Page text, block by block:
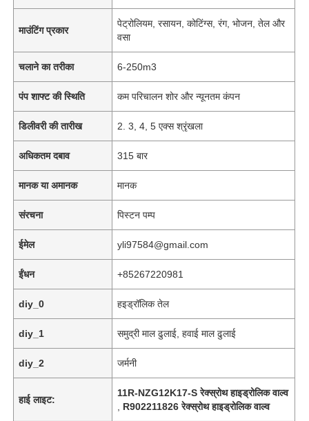
माउंटिंग प्रकार
पेट्रोलियम, रसायन, कोटिंग्स, रंग, भोजन, तेल और
वसा
चलाने का तरीका 6-250m3
पंप शाफ्ट की स्थिति कम परिचालन शोर और न्यूनतम कंपन
डिलीवरी की तारीख 2. 3, 4, 5 एक्स श्रृंखला
अधिकतम दबाव 315 बार
मानक या अमानक मानक
संरचना पिस्टन पम्प
ईमेल yli97584@gmail.com
ईंधन +85267220981
diy_0 हइड्रॉलिक तेल
diy_1 समुद्री माल ढुलाई, हवाई माल ढुलाई
diy_2 जर्मनी
हाई लाइट:
11R-NZG12K17-S रेक्स्रोथ हाइड्रोलिक वाल्व
R902211826 रेक्स्रोथ हाइड्रोलिक वाल्व